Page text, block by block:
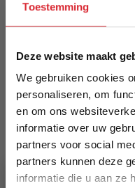
Toestemming
Deze website maakt
We gebruiken cookies
personaliseren, om
en om ons
informatie over uw
partners voor social
partners kunnen deze
informatie die u aan ze
House Nordic
EAN
5713917004966
Prijs
€ 322,00